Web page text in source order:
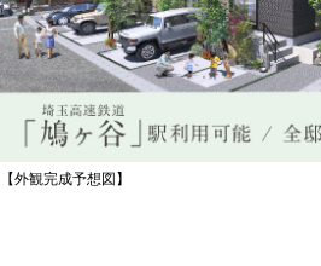
【外観完成予想図】